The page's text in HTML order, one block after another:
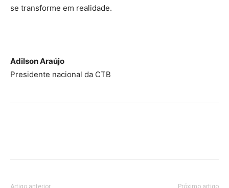
se transforme em realidade.
Adilson Araújo
Presidente nacional da CTB
Artigo anterior Próximo artigo